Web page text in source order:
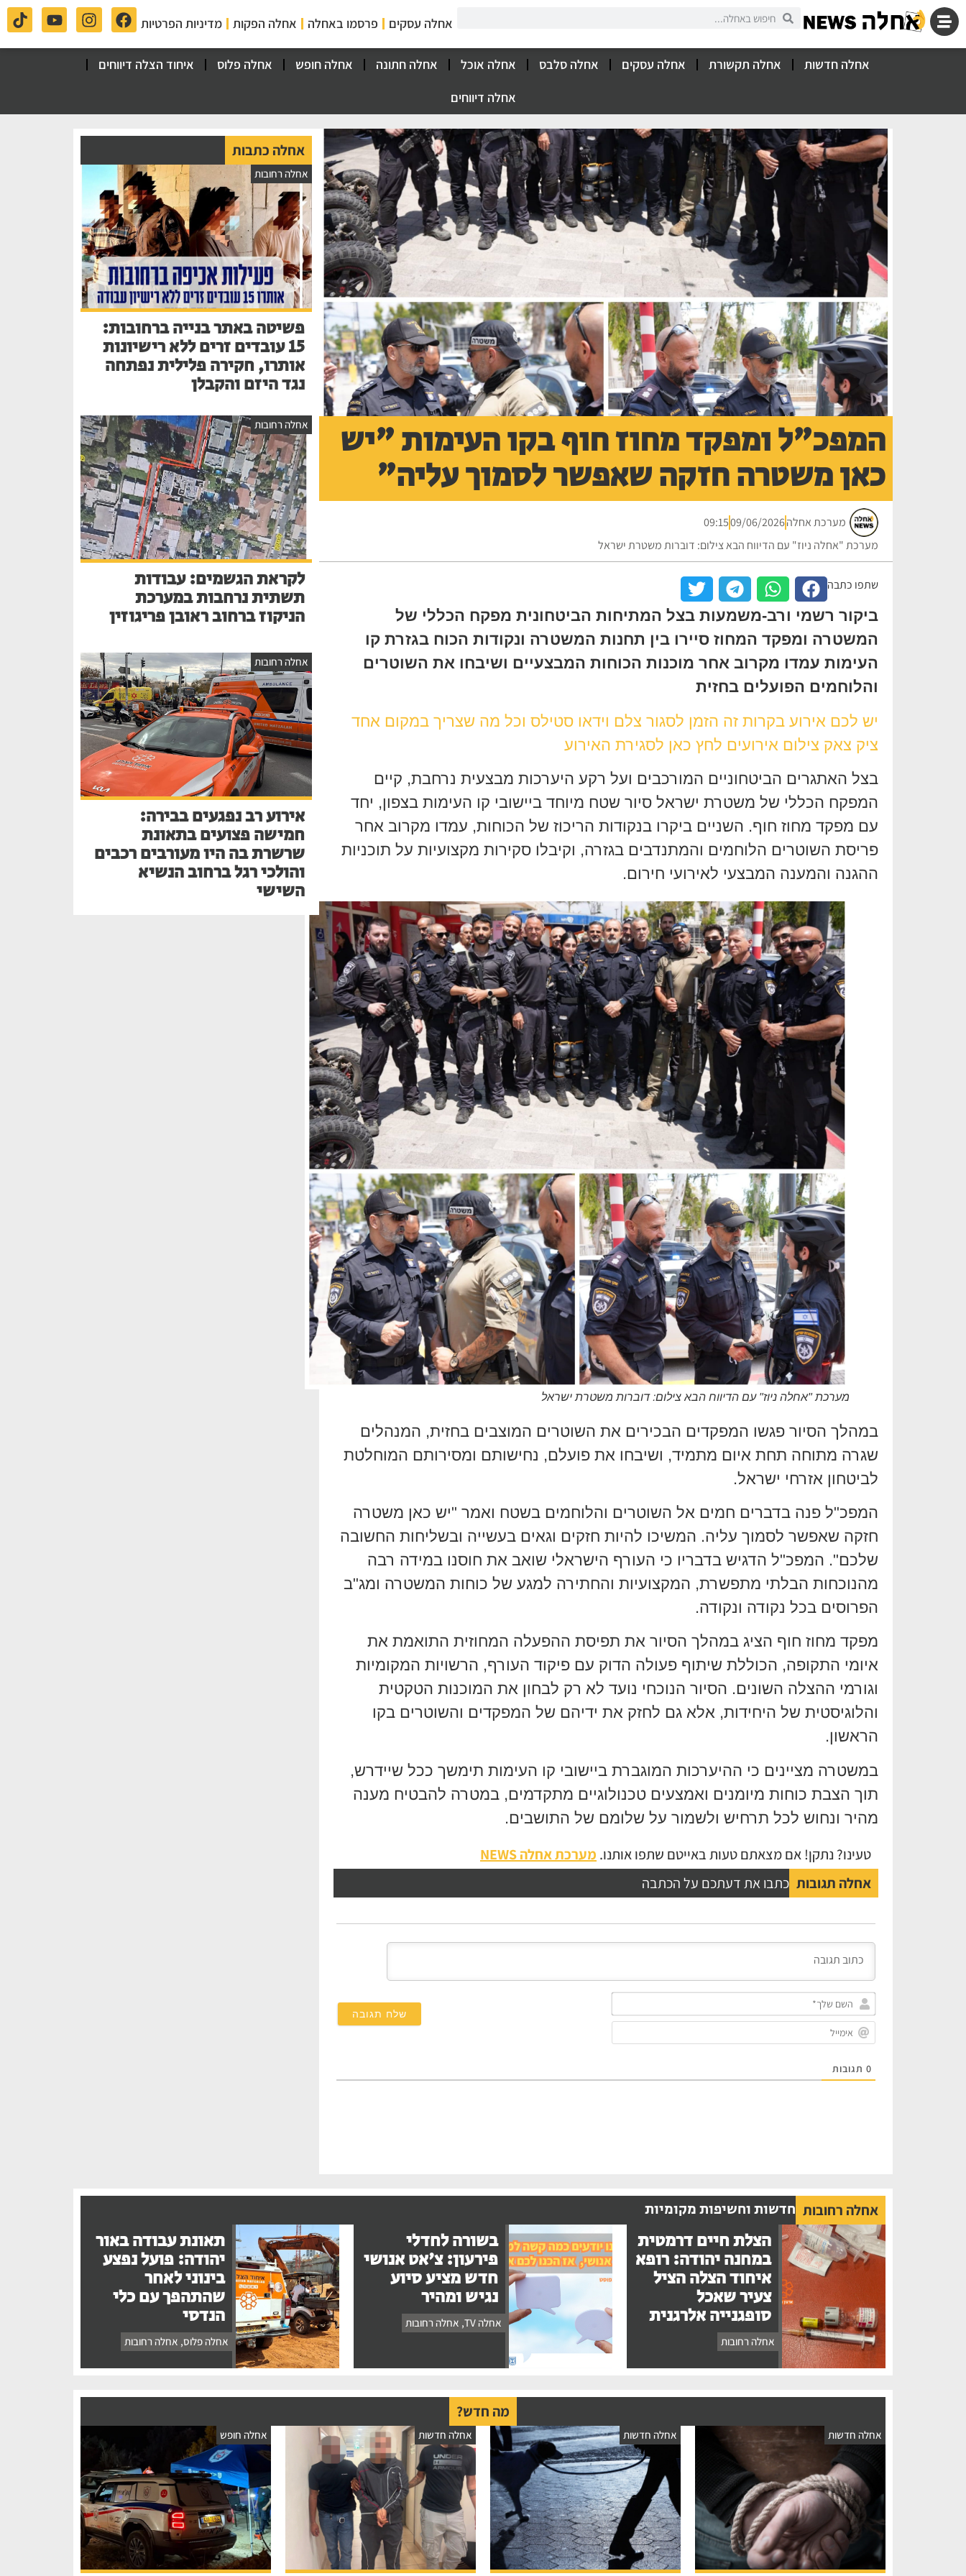
אחלה עסקים פרסמו באחלה אחלה הפקות מדיניות הפרטיות
אחלה חדשות אחלה תקשורת אחלה עסקים אחלה סלבס אחלה אוכל אחלה חתונה אחלה חופש אחלה פלוס
איחוד הצלה דיווחים
אחלה דיווחים
המפכ"ל ומפקד מחוז חוף בקו העימות "יש
כאן משטרה חזקה שאפשר לסמוך עליה"
מערכת אחלה09/06/2026
09:15
מערכת "אחלה ניוז" עם הדיווח הבא צילום: דוברות משטרת ישראל
שתפו כתבה
ביקור רשמי ורב-משמעות בצל המתיחות הביטחונית מפקח הכללי של
המשטרה ומפקד המחוז סיירו בין תחנות המשטרה ונקודות הכוח בגזרת קו
העימות עמדו מקרוב אחר מוכנות הכוחות המבצעיים ושיבחו את השוטרים
והלוחמים הפועלים בחזית
יש לכם אירוע בקרות זה הזמן לסגור צלם וידאו סטילס וכל מה שצריך במקום אחד
ציק צאק צילום אירועים לחץ כאן לסגירת האירוע
בצל האתגרים הביטחוניים המורכבים ועל רקע היערכות מבצעית נרחבת, קיים
המפקח הכללי של משטרת ישראל סיור שטח מיוחד ביישובי קו העימות בצפון, יחד
עם מפקד מחוז חוף. השניים ביקרו בנקודות הריכוז של הכוחות, עמדו מקרוב אחר
פריסת השוטרים הלוחמים והמתנדבים בגזרה, וקיבלו סקירות מקצועיות על תוכניות
ההגנה והמענה המבצעי לאירועי חירום.
מערכת "אחלה ניוז" עם הדיווח הבא צילום: דוברות משטרת ישראל
במהלך הסיור פגשו המפקדים הבכירים את השוטרים המוצבים בחזית, המנהלים
שגרה מתוחה תחת איום מתמיד, ושיבחו את פועלם, נחישותם ומסירותם המוחלטת
לביטחון אזרחי ישראל.
המפכ"ל פנה בדברים חמים אל השוטרים והלוחמים בשטח ואמר "יש כאן משטרה
חזקה שאפשר לסמוך עליה. המשיכו להיות חזקים וגאים בעשייה ובשליחות החשובה
שלכם". המפכ"ל הדגיש בדבריו כי העורף הישראלי שואב את חוסנו במידה רבה
מהנוכחות הבלתי מתפשרת, המקצועיות והחתירה למגע של כוחות המשטרה ומג"ב
הפרוסים בכל נקודה ונקודה.
מפקד מחוז חוף הציג במהלך הסיור את תפיסת ההפעלה המחוזית התואמת את
איומי התקופה, הכוללת שיתוף פעולה הדוק עם פיקוד העורף, הרשויות המקומיות
וגורמי ההצלה השונים. הסיור הנוכחי נועד לא רק לבחון את המוכנות הטקטית
והלוגיסטית של היחידות, אלא גם לחזק את ידיהם של המפקדים והשוטרים בקו
הראשון.
במשטרה מציינים כי ההיערכות המוגברת ביישובי קו העימות תימשך ככל שיידרש,
תוך הצבת כוחות מיומנים ואמצעים טכנולוגיים מתקדמים, במטרה להבטיח מענה
מהיר ונחוש לכל תרחיש ולשמור על שלומם של התושבים.
טעינו? נתקן! אם מצאתם טעות באייטם שתפו אותנו. מערכת אחלה NEWS
אחלה תגובות כתבו את דעתכם על הכתבה
שלך*
0 תגובות
אחלה כתבות
אחלה רחובות
פשיטה באתר בנייה ברחובות:
15 עובדים זרים ללא רישיונות
אותרו, חקירה פלילית נפתחה
נגד היזם והקבלן
אחלה רחובות
לקראת הגשמים: עבודות
תשתית נרחבות במערכת
הניקוז ברחוב ראובן פריגוזין
אחלה רחובות
אירוע רב נפגעים בבירה:
חמישה פצועים בתאונת
שרשרת בה היו מעורבים רכבים
והולכי רגל ברחוב הנשיא
השישי
אחלה רחובות חדשות וחשיפות מקומיות
הצלת חיים דרמטית
במחנה יהודה: רופא
איחוד הצלה הציל
צעיר שאכל
סופגנייה אלרגנית
אחלה רחובות
בשורה לחדלי
פירעון: צ'אט אנושי
חדש מציע סיוע
נגיש ומהיר
אחלה TV , אחלה רחובות
תאונת עבודה באור
יהודה: פועל נפצע
בינוני לאחר
שהתהפך עם כלי
הנדסי
אחלה פלוס, אחלה רחובות
מה חדש?
אחלה חדשות אחלה חדשות אחלה חדשות אחלה חופש